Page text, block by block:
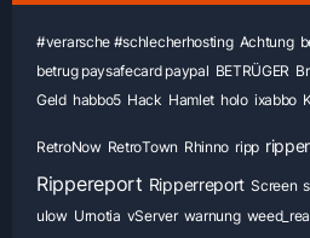
#verarsche #schlecherhosting Achtung
betrug paysafecard paypal BETRÜGER
Geld habbo5 Hack Hamlet holo ixabbo
RetroNow RetroTown Rhinno ripp
Rippereport Ripperreport Screen
ulow Urnotia vServer warnung